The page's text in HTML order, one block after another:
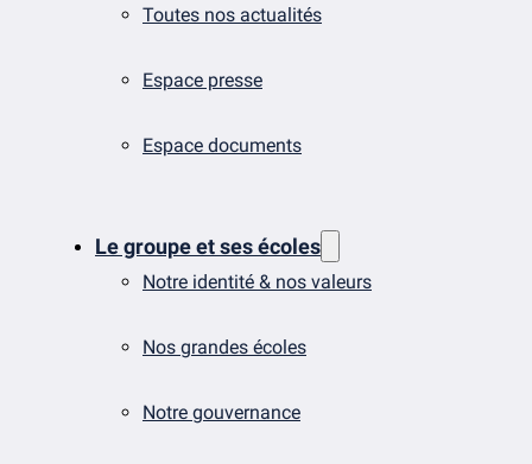
Toutes nos actualités
Espace presse
Espace documents
Le groupe et ses écoles
Notre identité & nos valeurs
Nos grandes écoles
Notre gouvernance